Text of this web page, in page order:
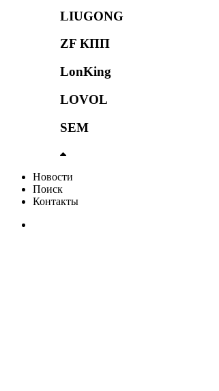
LIUGONG
ZF КПП
LonKing
LOVOL
SEM
Новости
Поиск
Контакты